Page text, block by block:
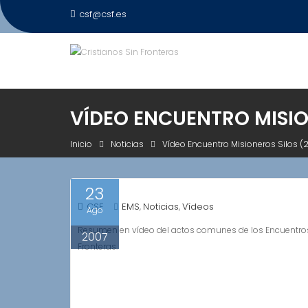
Saltar
al
csf@csf.es
VÍDEO ENCUENTRO
Inicio Noticias Vídeo Encuentro Misioneros Silos
23
Ago
2007
CSF EMS, Noticias,Vídeos
Resumen en vídeo del actos comunes de los
Fronteras.